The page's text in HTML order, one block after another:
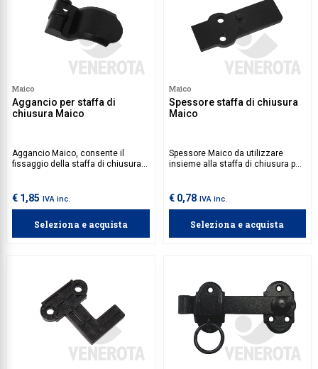
Maico
Aggancio per staffa di
chiusura Maico
Aggancio Maico, consente il
fissaggio della staffa di chiusura
€ 1,85 IVA inc.
Seleziona e acquista
Maico
Spessore staffa di chiusura
Maico
Spessore Maico da utilizzare
insieme alla staffa di chiusura per
€ 0,78 IVA inc.
Seleziona e acquista